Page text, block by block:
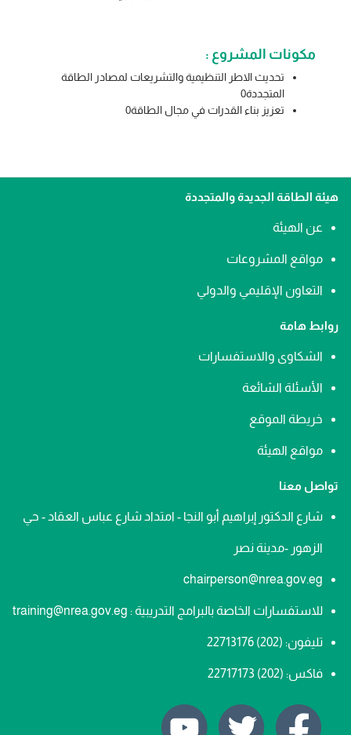
مكونات المشروع :
تحديث الاطر التنظيمية والتشريعات لمصادر الطاقة
المتجددة0
تعزيز بناء القدرات في مجال الطاقة0
هيئة الطاقة الجديدة والمتجددة
عن الهيئة
مواقع المشروعات
التعاون الإقليمي والدولي
روابط هامة
الشكاوى والاستفسارات
الأسئلة الشائعة
خريطة الموقع
مواقع الهيئة
تواصل معنا
شارع الدكتور إبراهيم أبو النجا - امتداد شارع عباس العقاد - حي
الزهور -مدينة نصر
chairperson@nrea.gov.eg
للاستفسارات الخاصة بالبرامج التدريبية : training@nrea.gov.eg
تليفون: (202) 22713176
فاكس: (202) 22717173